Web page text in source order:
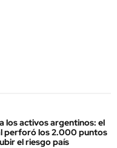
los activos argentinos: el
perforó los 2.000 puntos
el riesgo país